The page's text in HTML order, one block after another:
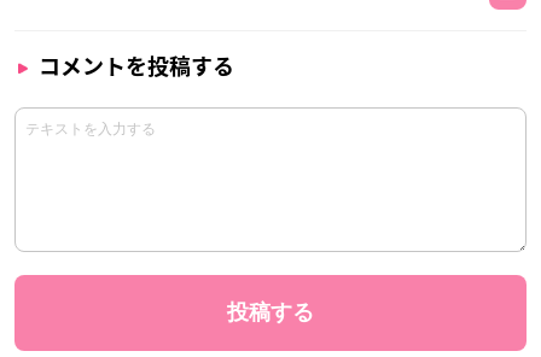
コメントを投稿する